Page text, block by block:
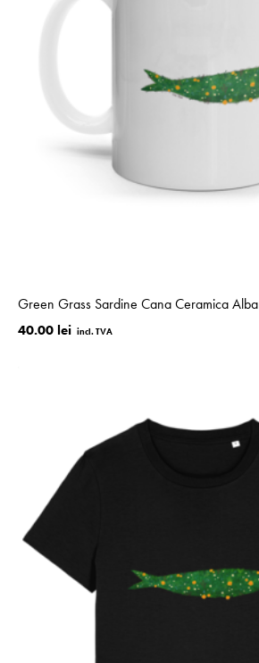
Green Grass Sardine Cana Ceramica Alba
40.00 lei